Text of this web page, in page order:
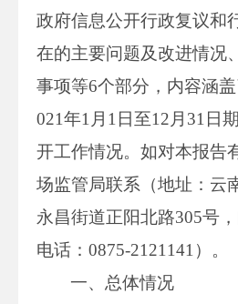
政府信息公开行政复议和
在的主要问题及改进情况
事项等6个部分，内容涵
021年1月1日至12月31日
开工作情况。如对本报告
场监管局联系（地址：云
永昌街道正阳北路305号，
电话：0875-2121141）。
一、总体情况